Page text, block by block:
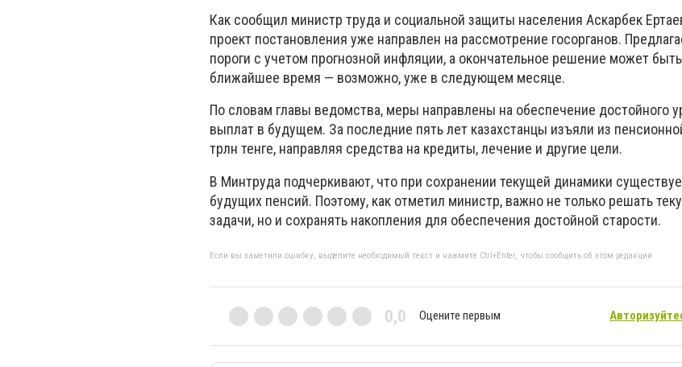
Как сообщил министр труда и социальной защиты населения Аскарбек
проект постановления уже направлен на рассмотрение госорганов.
пороги с учетом прогнозной инфляции, а окончательное решение может
ближайшее время — возможно, уже в следующем месяце.
По словам главы ведомства, меры направлены на обеспечение достойного
выплат в будущем. За последние пять лет казахстанцы изъяли из
трлн тенге, направляя средства на кредиты, лечение и другие цели.
В Минтруда подчеркивают, что при сохранении текущей динамики
будущих пенсий. Поэтому, как отметил министр, важно не только решать
задачи, но и сохранять накопления для обеспечения достойной старости.
Если вы заметили ошибку, выделите необходимый текст и нажмите Ctrl+Enter, чтобы сообщить об этом редакции
0,0 Оцените первым